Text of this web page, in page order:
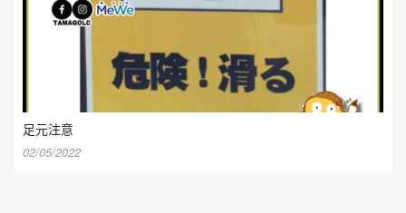
足元注意
02/05/2022